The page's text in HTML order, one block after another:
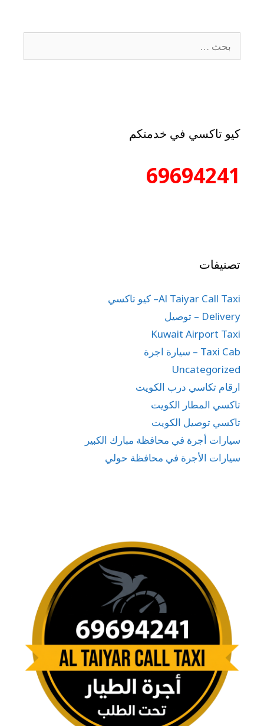
كيو تاكسي في خدمتكم
69694241
تصنيفات
Al Taiyar Call Taxi– كيو تاكسي
Delivery – توصيل
Kuwait Airport Taxi
Taxi Cab – سيارة اجرة
Uncategorized
ارقام تكاسي درب الكويت
تاكسي المطار الكويت
تاكسي توصيل الكويت
سيارات أجرة في محافظة مبارك الكبير
سيارات الأجرة في محافظة حولي